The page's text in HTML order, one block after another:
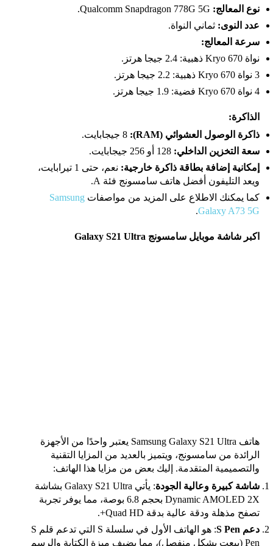
نوع المعالج:
عدد النوى: ثماني النواة.
سرعة المعالج:
نواة Kryo 670 ذهبية: 2.4 جيجا هرتز.
3 نواة Kryo 670 ذهبية: 2.2 جيجا هرتز.
4 نواة Kryo 670 فضية: 1.9 جيجا هرتز.
الذاكرة:
ذاكرة الوصول العشوائي (RAM):
8 جيجابايت.
سعة التخزين الداخلي: 128 أو 256 جيجابايت.
إمكانية إضافة بطاقة ذاكرة خارجية:
نعم، حتى 1 تيرابايت،
ويعد التليفون أفضل هاتف سامسونج فئة A.
كما يمكنك الاطلاع على المزيد من مواصفاتSamsung
Galaxy A73 5G
.
اكبر شاشة موبايل سامسونج Galaxy S21 Ultra
هاتف Samsung Galaxy S21 Ultra يعتبر واحدًا من الأجهزة
الرائدة من سامسونج، ويتميز بالعديد من المزايا التقنية
والتصميمية المتقدمة. إليك بعض من مزايا هذا الهاتف:
شاشة كبيرة وعالية الجودة
: يأتي Galaxy S21 Ultra بشاشة
Dynamic AMOLED 2X بحجم 6.8 بوصة، مما يوفر تجربة
تصفح مذهلة ودقة عالية بدقة Quad HD+.
دعم S Pen
: هو الهاتف الأول في سلسلة S التي تدعم قلم S
Pen (بيعت بشكل منفصل)، مما يضيف ميزة الكتابة والرسم